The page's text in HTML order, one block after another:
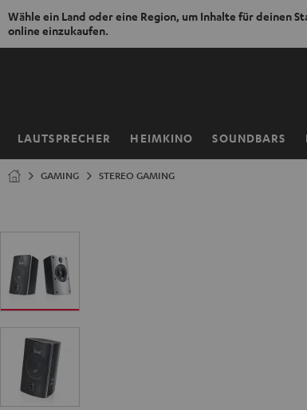
Wähle ein Land oder eine Region, um Inhalte für deinen
online einzukaufen.
ZUM
LAUTSPRECHER HEIMKINO SOUNDBARS
Startseite
GAMING STEREO GAMING